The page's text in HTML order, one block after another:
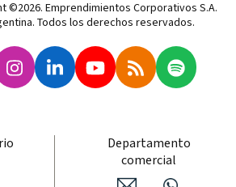
©2026. Emprendimientos Corporativos S.A.
Todos los derechos reservados.
Departamento
comercial